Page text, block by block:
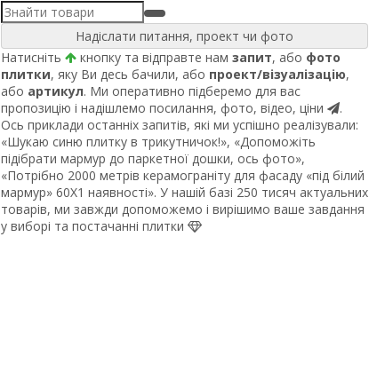
Надіслати питання, проект чи фото
Натисніть
кнопку та відправте нам запит, або фото
плитки, яку Ви десь бачили, або проект/візуалізацію,
або артикул. Ми оперативно підберемо для вас
пропозицію і надішлемо посилання, фото, відео, ціни
.
Ось приклади останніх запитів, які ми успішно реалізували:
«Шукаю синю плитку в трикутничок!», «Допоможіть
підібрати мармур до паркетної дошки, ось фото»,
«Потрібно 2000 метрів керамограніту для фасаду «під білий
мармур» 60Х1 наявності». У нашій базі 250 тисяч актуальних
товарів, ми завжди допоможемо і вирішимо ваше завдання
у виборі та постачанні плитки